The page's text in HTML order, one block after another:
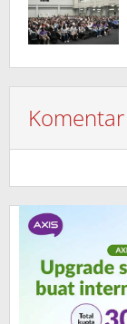
Komentar